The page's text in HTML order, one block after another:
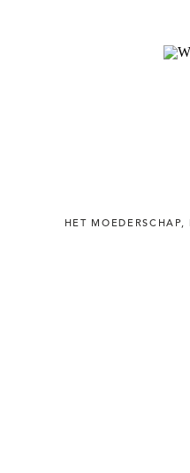
HET MOEDERSCHAP,